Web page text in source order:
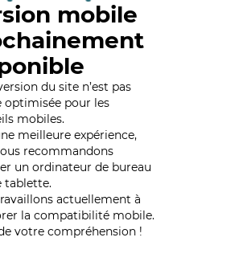
mobile
du site n’est pas
optimisée pour les
mobiles.
meilleure expérience,
recommandons
un ordinateur de bureau
tablette.
actuellement à
la compatibilité mobile.
votre compréhension !